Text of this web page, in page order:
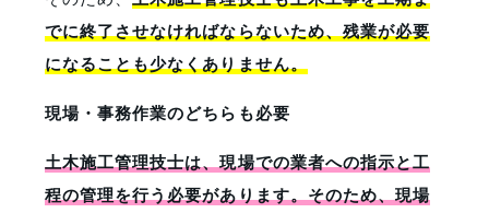
でに終了させなければならないため、残業が必要
になることも少なくありません。
現場・事務作業のどちらも必要
土木施工管理技士は、現場での業者への指示と工
程の管理を行う必要があります。そのため、現場